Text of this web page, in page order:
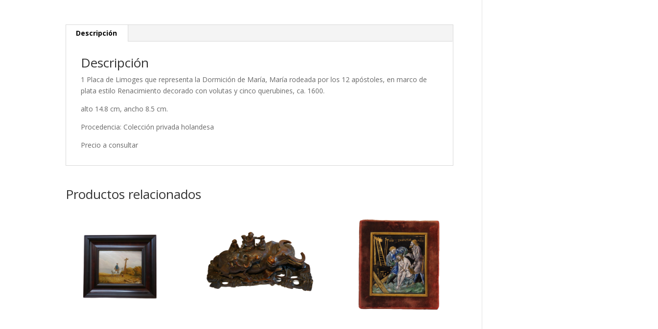
Descripción
Descripción
1 Placa de Limoges que representa la Dormición de María, María rodeada por los 12 apóstoles, en marco de
plata estilo Renacimiento decorado con volutas y cinco querubines, ca. 1600.
alto 14.8 cm, ancho 8.5 cm.
Procedencia: Colección privada holandesa
Precio a consultar
Productos relacionados